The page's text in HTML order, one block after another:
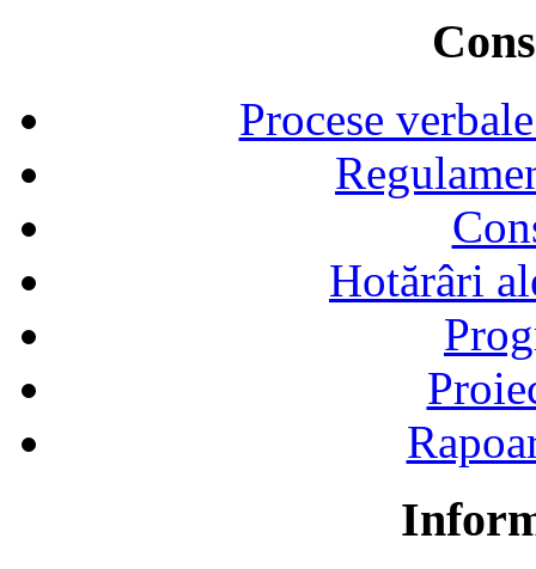
Procese
Hotărâri